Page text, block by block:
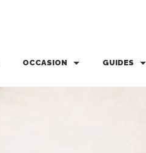
OCCASION GUIDES